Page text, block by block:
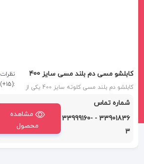
کابلشو مسی دم بلند مسی سایز 400
کابلشو دم بلند مسی کلوته سایز 400 یکی از
سیستم‌های بزرگ و صنایع انرژی است.
نظرات
:(15+)
شماره تماس
33901836 - 33999160-
3
مشاهده
محصول